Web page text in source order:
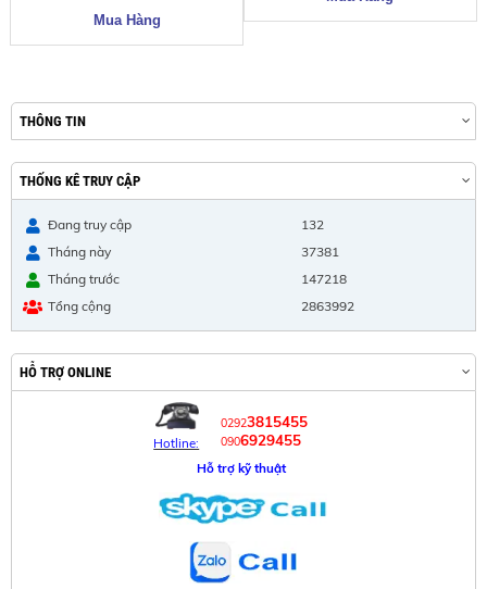
THÔNG TIN
THỐNG KÊ TRUY CẬP
Đang truy cập
132
Tháng này
37381
Tháng trước
147218
Tổng cộng
2863992
HỖ TRỢ ONLINE
Hotline:
02923815455
0906929455
Hỗ trợ kỹ thuật